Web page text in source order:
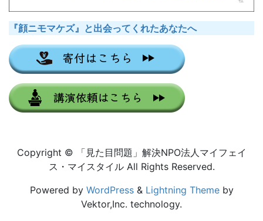
『顔ニモマケズ』と出会ってくれたあなたへ
Copyright © 「見た目問題」解決NPO法人マイフェイ
ス・マイスタイル All Rights Reserved.
Powered by WordPress& Lightning Themeby
Vektor,Inc. technology.